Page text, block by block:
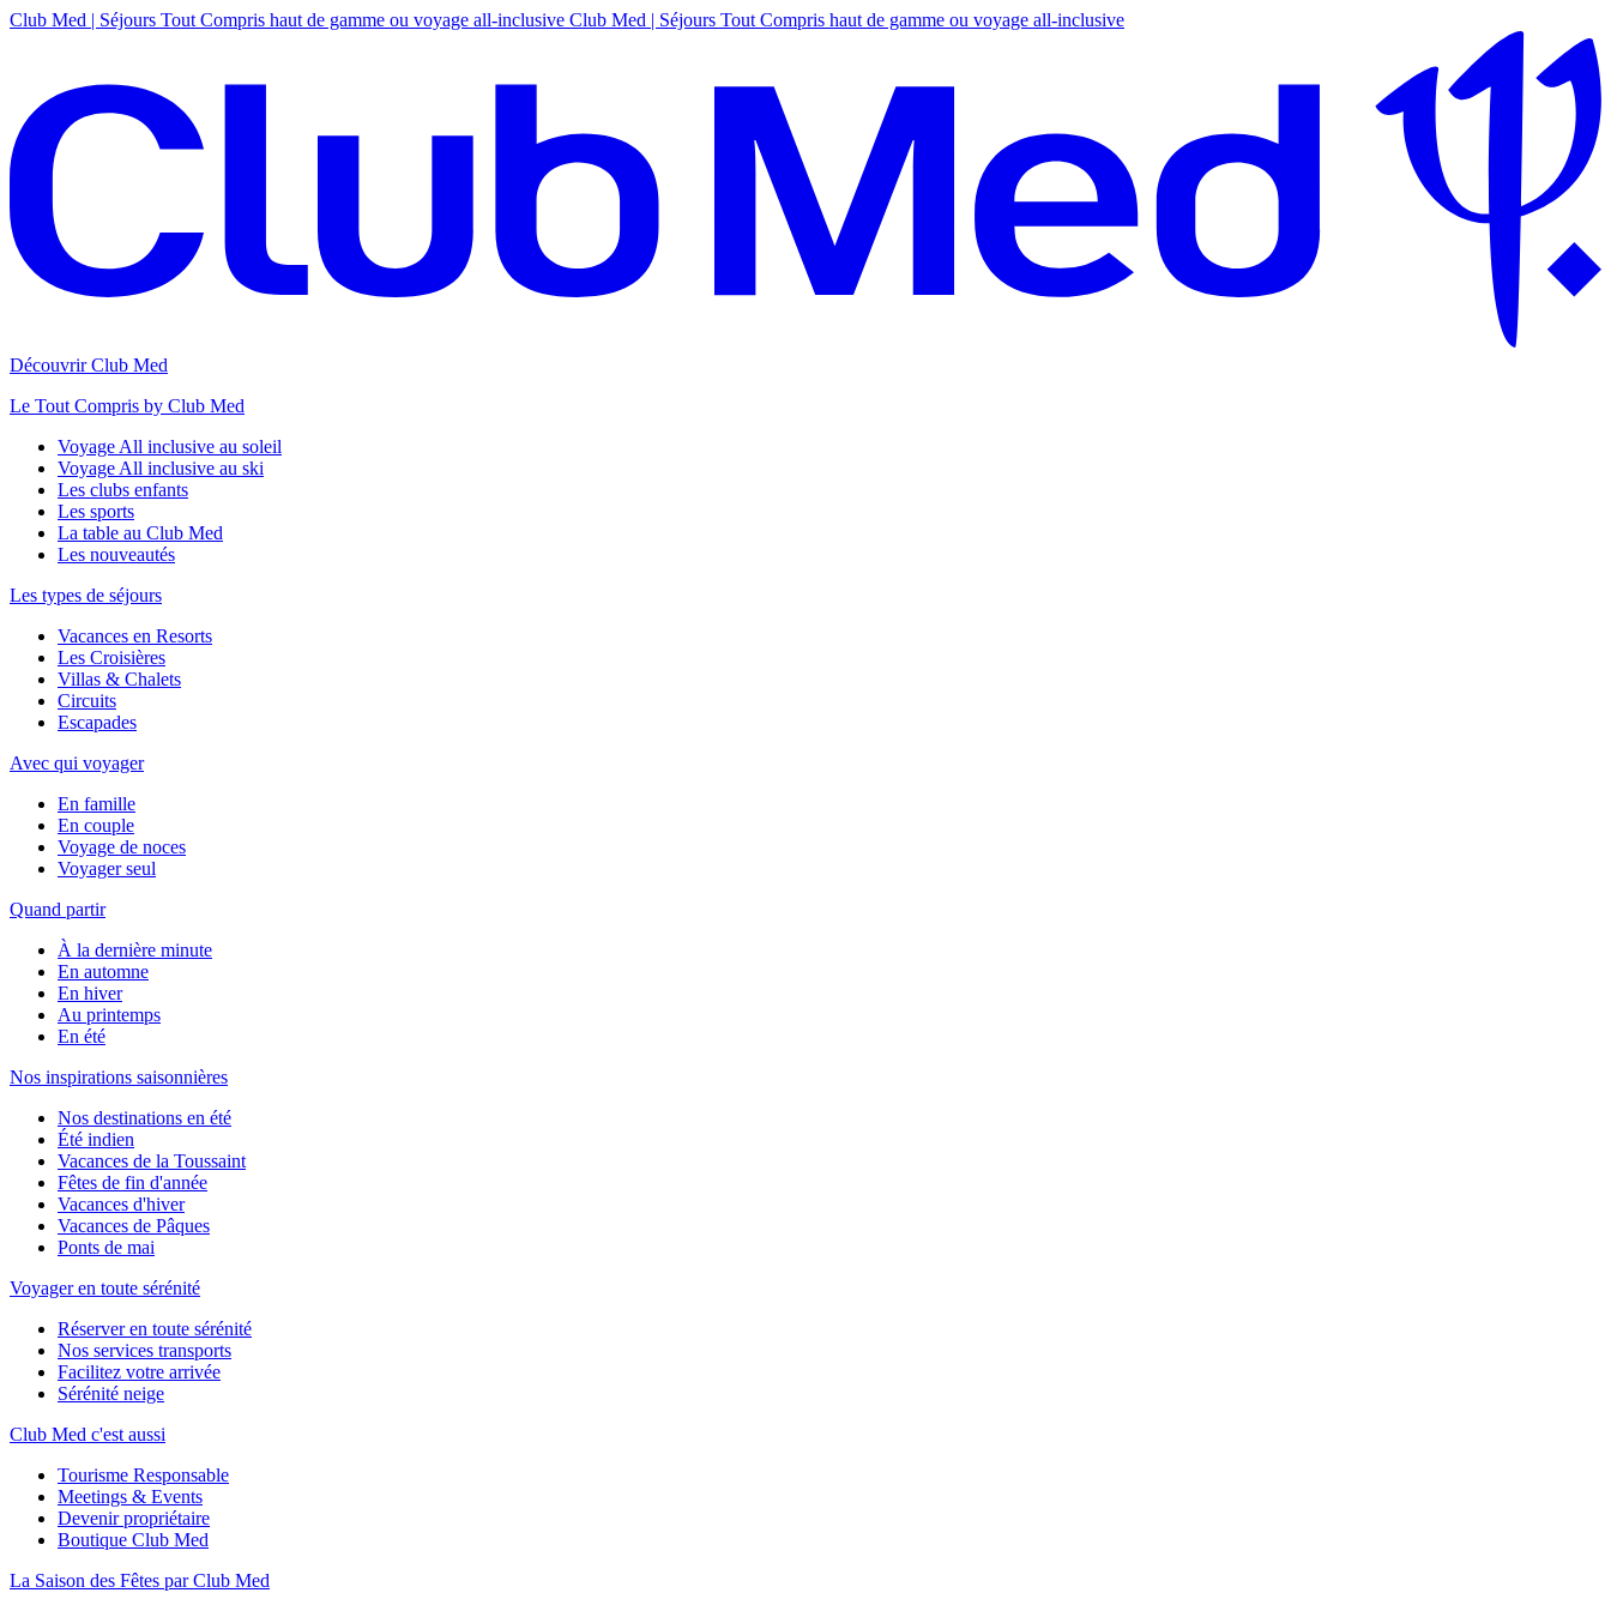
Club Med | Séjours Tout Compris haut de gamme ou voyage all-inclusive Club Med | Séjours Tout Compris haut de gamme ou voyage all-inclusive
Découvrir Club Med
Le Tout Compris by Club Med
Voyage All inclusive au soleil
Voyage All inclusive au ski
Les clubs enfants
Les sports
La table au Club Med
Les nouveautés
Les types de séjours
Vacances en Resorts
Les Croisières
Villas & Chalets
Circuits
Escapades
Avec qui voyager
En famille
En couple
Voyage de noces
Voyager seul
Quand partir
À la dernière minute
En automne
En hiver
Au printemps
En été
Nos inspirations saisonnières
Nos destinations en été
Été indien
Vacances de la Toussaint
Fêtes de fin d'année
Vacances d'hiver
Vacances de Pâques
Ponts de mai
Voyager en toute sérénité
Réserver en toute sérénité
Nos services transports
Facilitez votre arrivée
Sérénité neige
Club Med c'est aussi
Tourisme Responsable
Meetings & Events
Devenir propriétaire
Boutique Club Med
La Saison des Fêtes par Club Med